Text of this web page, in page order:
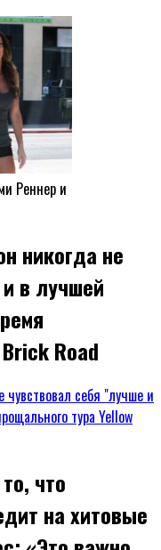
Реннер и
никогда не
в лучшей
Road
что
на хитовые